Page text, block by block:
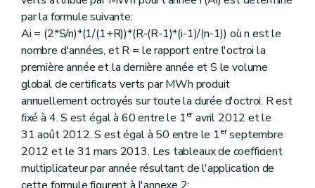
par la formule suivante:
Ai = (2*S/n)*(1/(1+R))*(R-(R-1)*(i-1)/(n-1)) où n est le
nombre d'années, et R = le rapport entre l'octroi la
première année et la dernière année et S le volume
global de certificats verts par MWh produit
annuellement octroyés sur toute la durée d'octroi. R est
fixé à 4. S est égal à 60 entre le 1eravril 2012 et le
31 août 2012. S est égal à 50 entre le 1erseptembre
2012 et le 31 mars 2013. Les tableaux de coefficient
multiplicateur par année résultant de l'application de
cette formule figurent à l'annexe 2;